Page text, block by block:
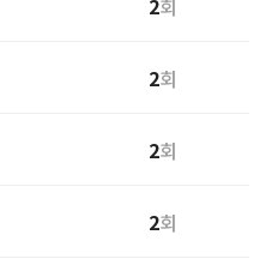
2회
2회
2회